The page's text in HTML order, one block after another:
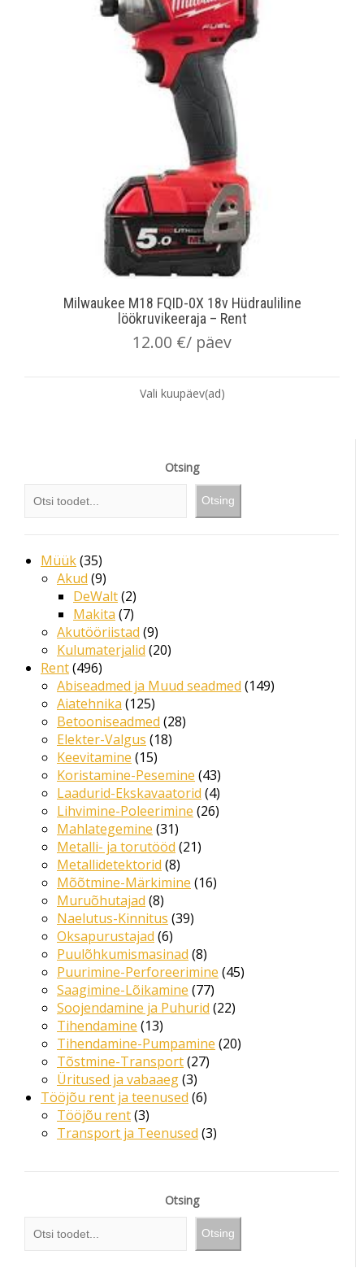
Milwaukee M18 FQID-0X 18v Hüdrauliline
löökruvikeeraja – Rent
12.00 €/ päev
Vali kuupäev(ad)
Otsing
Otsing
Müük 35
Akud 9
DeWalt 2
Makita 7
Akutööriistad 9
Kulumaterjalid 20
Rent 496
Abiseadmed ja Muud seadmed 149
Aiatehnika 125
Betooniseadmed 28
Elekter-Valgus 18
Keevitamine 15
Koristamine-Pesemine 43
Laadurid-Ekskavaatorid 4
Lihvimine-Poleerimine 26
Mahlategemine 31
Metalli- ja torutööd 21
Metallidetektorid 8
Mõõtmine-Märkimine 16
Muruõhutajad 8
Naelutus-Kinnitus 39
Oksapurustajad 6
Puulõhkumismasinad 8
Puurimine-Perforeerimine 45
Saagimine-Lõikamine 77
Soojendamine ja Puhurid 22
Tihendamine 13
Tihendamine-Pumpamine 20
Tõstmine-Transport 27
Üritused ja vabaaeg 3
Tööjõu rent ja teenused 6
Tööjõu rent 3
Transport ja Teenused 3
Otsing
Otsing